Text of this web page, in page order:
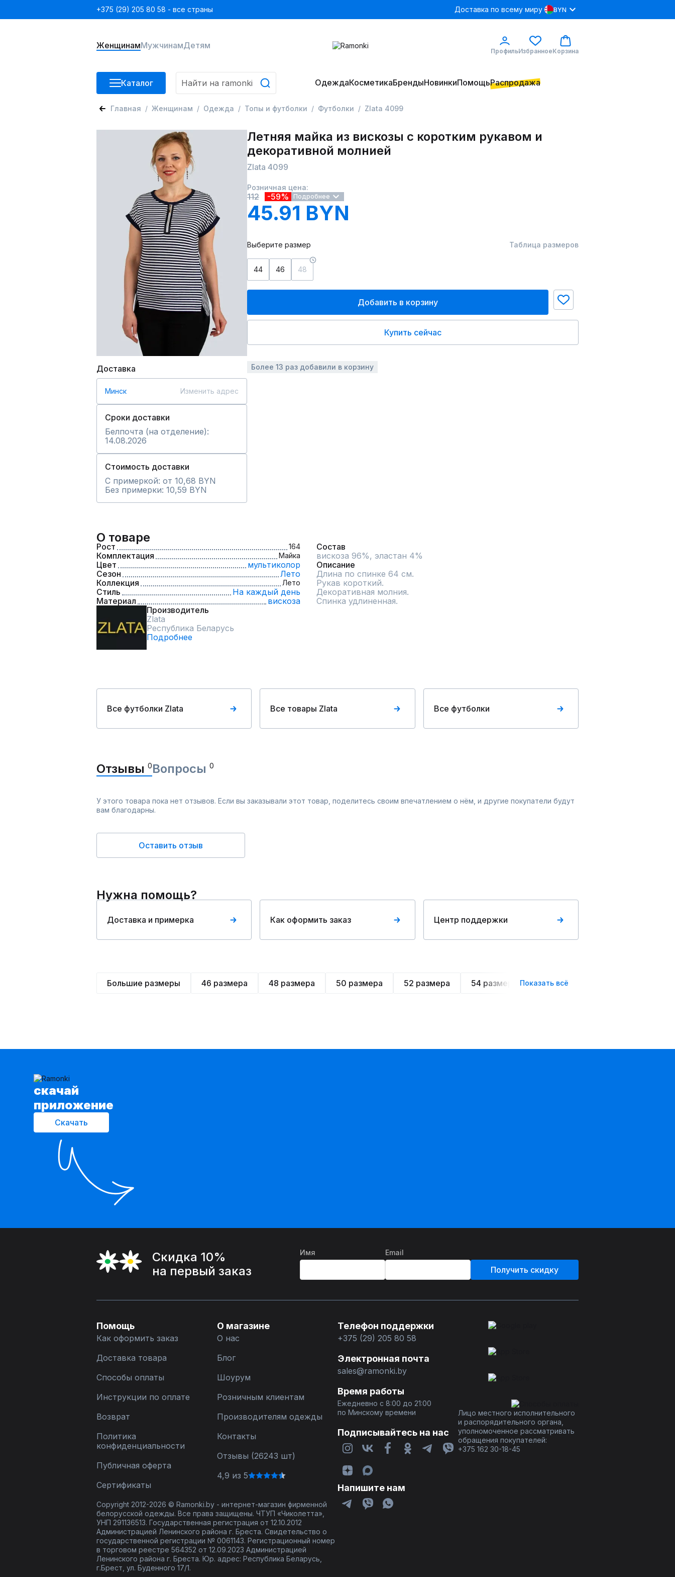
+375 (29) 205 80 58 - все страны Доставка по всему миру BYN
ЖенщинамМужчинамДетям
ПрофильИзбранноеКорзина
Каталог ОдеждаКосметикаБрендыНовинкиПомощьРаспродажа
Главная Женщинам Одежда Топы и футболки Футболки Zlata 4099
Доставка
Минск Изменить адрес
Сроки доставки
Белпочта (на отделение):
14.08.2026
Стоимость доставки
С примеркой: от 10,68 BYN
Без примерки: 10,59 BYN
Летняя майка из вискозы с коротким рукавом и
декоративной молнией
Zlata 4099
Розничная цена:
112 -59% Подробнее
45.91 BYN
Выберите размер Таблица размеров
44 46 48
Добавить в корзину
Купить сейчас
Более 13 раз добавили в корзину
О товаре
Рост 164
Комплектация Майка
Цвет
мультиколор
Сезон
Лето
Коллекция
Лето
Стиль
На каждый день
Материал
вискоза
Производитель
Zlata
Республика Беларусь
Подробнее
Состав
вискоза 96%, эластан 4%
Описание
Длина по спинке 64 см.
Рукав короткий.
Декоративная молния.
Спинка удлиненная.
Все футболки Zlata Все товары Zlata Все футболки
Отзывы 0Вопросы 0
У этого товара пока нет отзывов. Если вы заказывали этот товар, поделитесь своим впечатлением о нём, и другие покупатели будут
вам благодарны.
Оставить отзыв
Нужна помощь?
Доставка и примерка Как оформить заказ Центр поддержки
Большие размеры 46 размера 48 размера 50 размера 52 размера 54 размера Летние
Показать всё
cкачай
приложение
Скачать
Скидка 10%
на первый заказ
Имя Email
Получить скидку
Помощь
Как оформить заказ
Доставка товара
Способы оплаты
Инструкции по оплате
Возврат
Политика
конфиденциальности
Публичная оферта
Сертификаты
О магазине
О нас
Блог
Шоурум
Розничным клиентам
Производителям одежды
Контакты
Отзывы (26243 шт)
4,9 из 5
Телефон поддержки
+375 (29) 205 80 58
Электронная почта
sales@ramonki.by
Время работы
Ежедневно с 8:00 до 21:00
по Минскому времени
Подписывайтесь на нас
Напишите нам
Лицо местного исполнительного
и распорядительного органа,
уполномоченное рассматривать
обращения покупателей:
+375 162 30-18-45
Copyright 2012-2026 © Ramonki.by - интернет-магазин фирменной
белорусской одежды. Все права защищены. ЧТУП «Чиколетта»,
УНП 291136513. Государственная регистрация от 12.10.2012
Администрацией Ленинского района г. Бреста. Свидетельство о
государственной регистрации № 0061143. Регистрационный номер
в торговом реестре 564352 от 12.09.2023 Администрацией
Ленинского района г. Бреста. Юр. адрес: Республика Беларусь,
г.Брест, ул. Буденного 17/1.